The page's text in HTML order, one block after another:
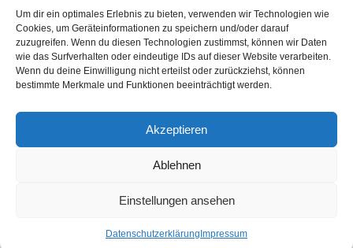
Um dir ein optimales Erlebnis zu bieten, verwenden wir Technologien wie
Cookies, um Geräteinformationen zu speichern und/oder darauf
zuzugreifen. Wenn du diesen Technologien zustimmst, können wir Daten
wie das Surfverhalten oder eindeutige IDs auf dieser Website verarbeiten.
Wenn du deine Einwilligung nicht erteilst oder zurückziehst, können
bestimmte Merkmale und Funktionen beeinträchtigt werden.
Akzeptieren
Ablehnen
Einstellungen ansehen
Datenschutzerklärung Impressum
Termine
Kabarettisten
Spielorte
Top Links
Kabarettisten in Österreich: Aktuelle Stars & Programme
Kontakt